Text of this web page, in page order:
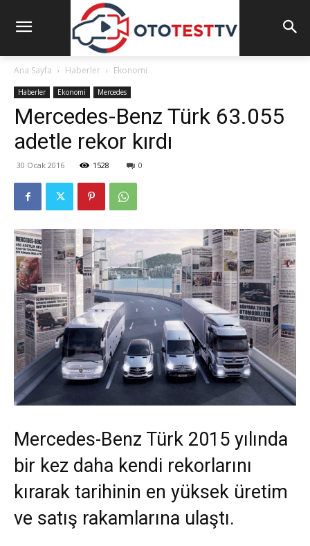
Ana Sayfa Haberler Ekonomi
Haberler Ekonomi Mercedes
Mercedes-Benz Türk 63.055
adetle rekor kırdı
30 Ocak 2016 1528 0
Mercedes-Benz Türk 2015 yılında
bir kez daha kendi rekorlarını
kırarak tarihinin en yüksek üretim
ve satış rakamlarına ulaştı.